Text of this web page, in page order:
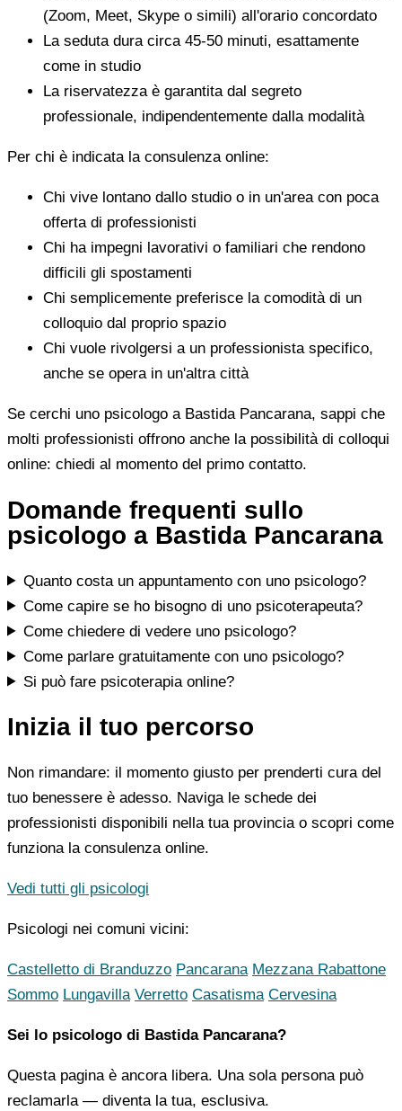
(Zoom, Meet, Skype o simili) all'orario concordato
La seduta dura circa 45-50 minuti, esattamente
come in studio
La riservatezza è garantita dal segreto
professionale, indipendentemente dalla modalità
Per chi è indicata la consulenza online:
Chi vive lontano dallo studio o in un'area con poca
offerta di professionisti
Chi ha impegni lavorativi o familiari che rendono
difficili gli spostamenti
Chi semplicemente preferisce la comodità di un
colloquio dal proprio spazio
Chi vuole rivolgersi a un professionista specifico,
anche se opera in un'altra città
Se cerchi uno psicologo a Bastida Pancarana, sappi che
molti professionisti offrono anche la possibilità di colloqui
online: chiedi al momento del primo contatto.
Domande frequenti sullo
psicologo a Bastida Pancarana
Quanto costa un appuntamento con uno psicologo?
Come capire se ho bisogno di uno psicoterapeuta?
Come chiedere di vedere uno psicologo?
Come parlare gratuitamente con uno psicologo?
Si può fare psicoterapia online?
Inizia il tuo percorso
Non rimandare: il momento giusto per prenderti cura del
tuo benessere è adesso. Naviga le schede dei
professionisti disponibili nella tua provincia o scopri come
funziona la consulenza online.
Vedi tutti gli psicologi
Psicologi nei comuni vicini:
Castelletto di Branduzzo Pancarana Mezzana Rabattone
Sommo Lungavilla Verretto Casatisma Cervesina
Sei lo psicologo di Bastida Pancarana?
Questa pagina è ancora libera. Una sola persona può
reclamarla — diventa la tua, esclusiva.